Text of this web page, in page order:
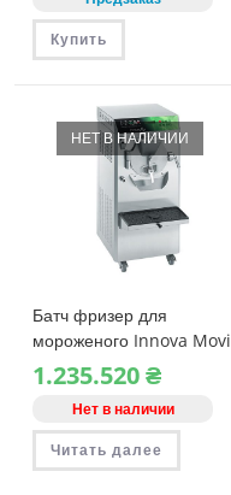
Купить
НЕТ В НАЛИЧИИ
Батч фризер для
мороженого Innova Movi
30
1.235.520₴
Нет в наличии
Читать далее